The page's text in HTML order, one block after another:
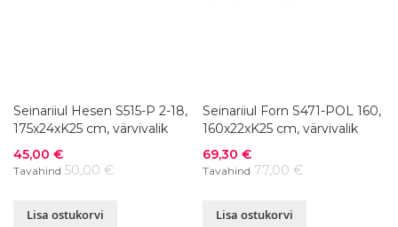
Seinariiul Hesen S515-P 2-18,
175x24xK25 cm, värvivalik
Soodushind
45,00 €
Tavahind 50,00 €
Lisa ostukorvi
Seinariiul Forn S471-POL 160,
160x22xK25 cm, värvivalik
Soodushind
69,30 €
Tavahind 77,00 €
Lisa ostukorvi